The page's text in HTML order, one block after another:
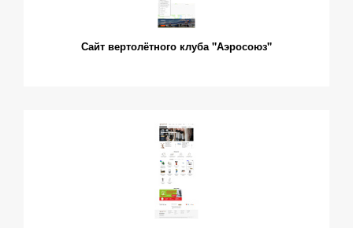
Сайт вертолётного клуба "Аэросоюз"